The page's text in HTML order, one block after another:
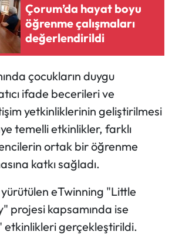
Çorum’da hayat boyu
öğrenme çalışmaları
değerlendirildi
çocukların duygu
ifade becerileri ve
yetkinliklerinin geliştirilmesi
temelli etkinlikler, farklı
ortak bir öğrenme
katkı sağladı.
eTwinning "Little
projesi kapsamında ise
etkinlikleri gerçekleştirildi.